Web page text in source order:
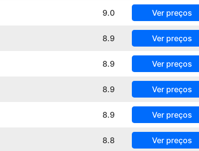
9.0 Ver preços
8.9 Ver preços
8.9 Ver preços
8.9 Ver preços
8.9 Ver preços
8.8 Ver preços